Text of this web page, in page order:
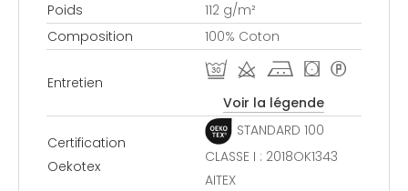
Poids
112 g/m²
Composition
100% Coton
Entretien
R d j ( *
Voir la légende
Certification
Oekotex
STANDARD 100
CLASSE I : 2018OK1343
AITEX